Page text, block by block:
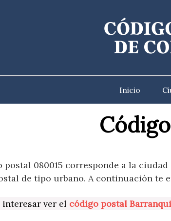
Inicio
postal 080015 corresponde a la
de tipo urbano. A continuación te
interesar ver el código postal